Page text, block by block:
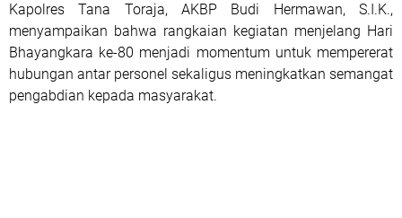
Kapolres Tana Toraja, AKBP Budi Hermawan, S.I.K.,
menyampaikan bahwa rangkaian kegiatan menjelang Hari
Bhayangkara ke-80 menjadi momentum untuk mempererat
hubungan antar personel sekaligus meningkatkan semangat
pengabdian kepada masyarakat.